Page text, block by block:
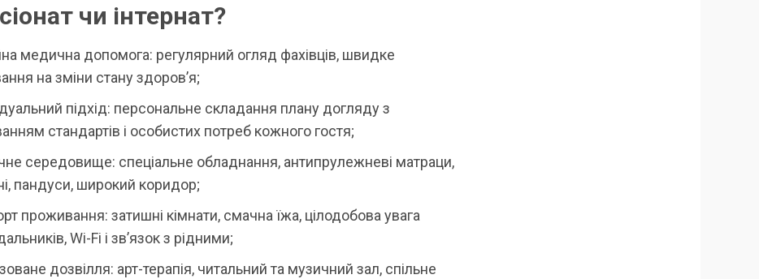
чи інтернат?
медична допомога: регулярний огляд фахівців, швидке
на зміни стану здоров’я;
підхід: персональне складання плану догляду з
стандартів і особистих потреб кожного гостя;
середовище: спеціальне обладнання, антипрулежневі матраци,
пандуси, широкий коридор;
проживання: затишні кімнати, смачна їжа, цілодобова увага
Wi-Fi і зв’язок з рідними;
дозвілля: арт-терапія, читальний та музичний зал, спільне